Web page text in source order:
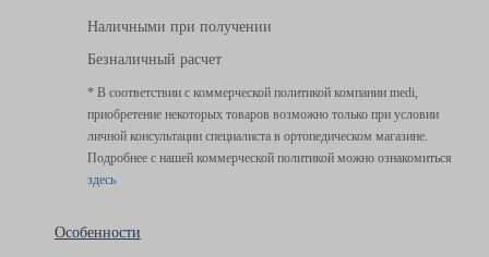
Наличными при получении
Безналичный расчет
* В соответствии с коммерческой политикой компании medi,
приобретение некоторых товаров возможно только при условии
личной консультации специалиста в ортопедическом магазине.
Подробнее с нашей коммерческой политикой можно ознакомиться
здесь
Особенности